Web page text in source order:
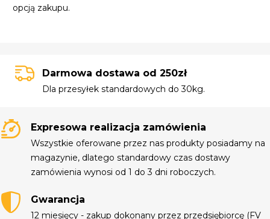
opcją zakupu.
Darmowa dostawa od 250zł
Dla przesyłek standardowych do 30kg.
Expresowa realizacja zamówienia
Wszystkie oferowane przez nas produkty posiadamy na
magazynie, dlatego standardowy czas dostawy
zamówienia wynosi od 1 do 3 dni roboczych.
Gwarancja
12 miesięcy - zakup dokonany przez przedsiębiorcę (FV